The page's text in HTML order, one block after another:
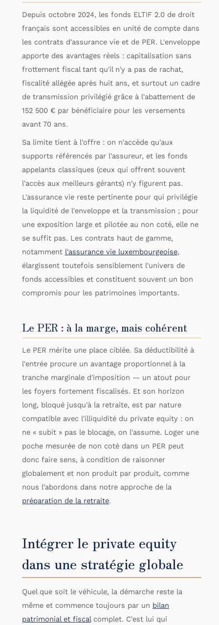
Depuis octobre 2024, les fonds ELTIF 2.0 de droit
français sont accessibles en unité de compte dans
les contrats d'assurance vie et de PER. L'enveloppe
apporte des avantages réels : capitalisation sans
frottement fiscal tant qu'il n'y a pas de rachat,
fiscalité allégée après huit ans, et surtout un cadre
de transmission privilégié grâce à l'abattement de
152 500 € par bénéficiaire pour les versements
avant 70 ans.
Sa limite tient à l'offre : on n'accède qu'aux
supports référencés par l'assureur, et les fonds
appelants classiques (ceux qui offrent souvent
l'accès aux meilleurs gérants) n'y figurent pas.
L'assurance vie reste pertinente pour qui privilégie
la liquidité de l'enveloppe et la transmission ; pour
une exposition large et pilotée au non coté, elle ne
se suffit pas. Les contrats haut de gamme,
notamment l'assurance vie luxembourgeoise,
élargissent toutefois sensiblement l'univers de
fonds accessibles et constituent souvent un bon
compromis pour les patrimoines importants.
Le PER : à la marge, mais cohérent
Le PER mérite une place ciblée. Sa déductibilité à
l'entrée procure un avantage proportionnel à la
tranche marginale d'imposition — un atout pour
les foyers fortement fiscalisés. Et son horizon
long, bloqué jusqu'à la retraite, est par nature
compatible avec l'illiquidité du private equity : on
ne « subit » pas le blocage, on l'assume. Loger une
poche mesurée de non coté dans un PER peut
donc faire sens, à condition de raisonner
globalement et non produit par produit, comme
nous l'abordons dans notre approche de la
préparation de la retraite.
Intégrer le private equity
dans une stratégie globale
Quel que soit le véhicule, la démarche reste la
même et commence toujours par un bilan
patrimonial et fiscalcomplet. C'est lui qui